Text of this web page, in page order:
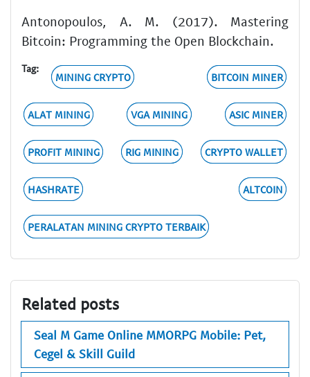
Antonopoulos, A. M. (2017). Mastering
Bitcoin: Programming the Open Blockchain.
Tag:
MINING CRYPTO BITCOIN MINER
ALAT MINING VGA MINING ASIC MINER
PROFIT MINING RIG MINING CRYPTO WALLET
HASHRATE ALTCOIN
PERALATAN MINING CRYPTO TERBAIK
Related posts
Seal M Game Online MMORPG Mobile: Pet,
Cegel & Skill Guild